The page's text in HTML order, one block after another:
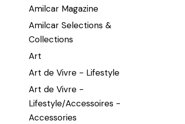
Amilcar Magazine
Amilcar Selections &
Collections
Art
Art de Vivre - Lifestyle
Art de Vivre -
Lifestyle/Accessoires -
Accessories